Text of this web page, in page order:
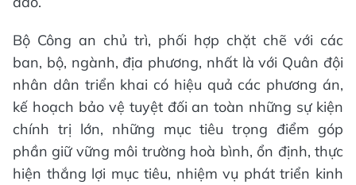
Bộ Công an chủ trì, phối hợp chặt chẽ với các
ban, bộ, ngành, địa phương, nhất là với Quân đội
nhân dân triển khai có hiệu quả các phương án,
kế hoạch bảo vệ tuyệt đối an toàn những sự kiện
chính trị lớn, những mục tiêu trọng điểm góp
phần giữ vững môi trường hoà bình, ổn định, thực
hiện thắng lợi mục tiêu, nhiệm vụ phát triển kinh